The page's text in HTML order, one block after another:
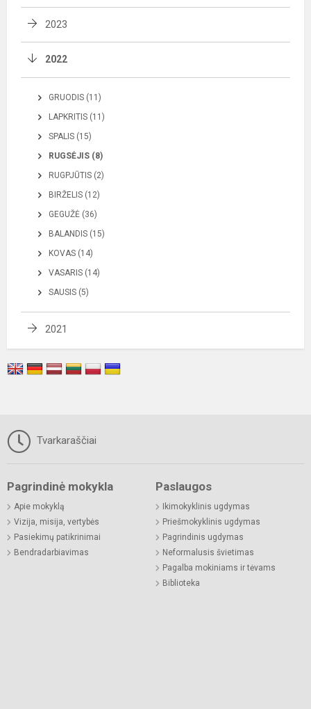
2023
2022
GRUODIS (11)
LAPKRITIS (11)
SPALIS (15)
RUGSĖJIS (8)
RUGPJŪTIS (2)
BIRŽELIS (12)
GEGUŽĖ (36)
BALANDIS (15)
KOVAS (14)
VASARIS (14)
SAUSIS (5)
2021
Tvarkaraščiai
Pagrindinė mokykla
Apie mokyklą
Vizija, misija, vertybės
Pasiekimų patikrinimai
Bendradarbiavimas
Paslaugos
Ikimokyklinis ugdymas
Priešmokyklinis ugdymas
Pagrindinis ugdymas
Neformalusis švietimas
Pagalba mokiniams ir tėvams
Biblioteka